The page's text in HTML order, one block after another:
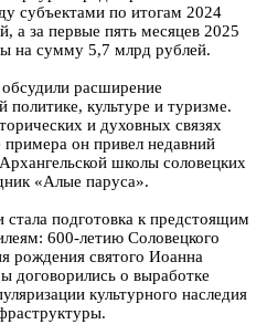
субъектами по итогам 2024
а за первые пять месяцев 2025
на сумму 5,7 млрд рублей.
расширение
политике, культуре и туризме.
и духовных связях
он привел недавний
школы соловецких
«Алые паруса».
подготовка к предстоящим
600-летию Соловецкого
рождения святого Иоанна
договорились о выработке
культурного наследия